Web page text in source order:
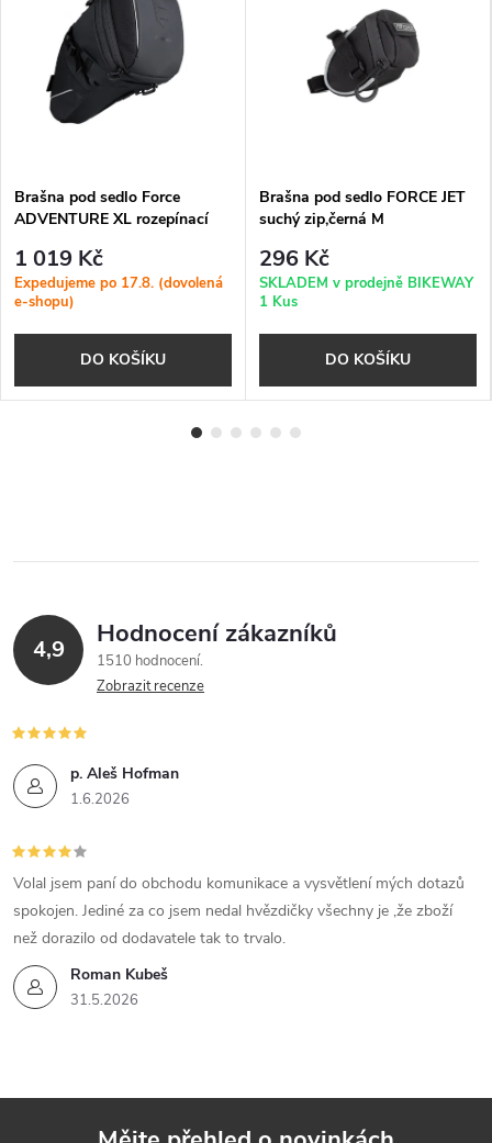
Brašna pod sedlo Force
ADVENTURE XL rozepínací
1 019 Kč
Expedujeme po 17.8. (dovolená
e-shopu)
DO KOŠÍKU
Brašna pod sedlo FORCE JET
suchý zip,černá M
296 Kč
SKLADEM v prodejně BIKEWAY
1 Kus
DO KOŠÍKU
4,9 Hodnocení zákazníků
1510 hodnocení
Zobrazit recenze
p. Aleš Hofman
1.6.2026
Roman Kubeš
31.5.2026
Volal jsem paní do obchodu komunikace a vysvětlení mých dotazů
spokojen. Jediné za co jsem nedal hvězdičky všechny je ,že zboží
než dorazilo od dodavatele tak to trvalo.